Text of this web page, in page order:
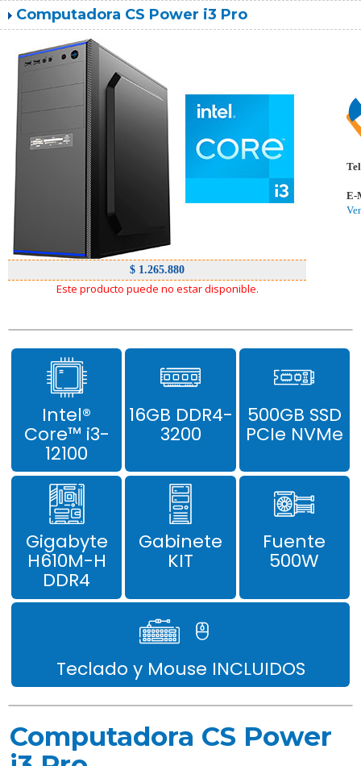
Computadora CS Power i3 Pro
$ 1.265.880
Este producto puede no estar disponible.
Tel
E-
Intel®
Core™ i3-
12100
16GB DDR4-
3200
500GB SSD
PCIe NVMe
Gigabyte
H610M-H
DDR4
Gabinete
KIT
Fuente
500W
Teclado y Mouse INCLUIDOS
Computadora CS Power